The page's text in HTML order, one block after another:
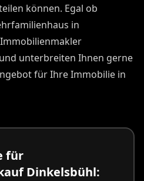
können. Egal ob
in
unterbreiten Ihnen gerne
für Ihre Immobilie in
für
Dinkelsbühl: